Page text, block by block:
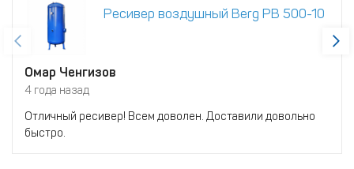
Ресивер воздушный Berg РВ 500-10
Омар Ченгизов
4 года назад
Отличный ресивер! Всем доволен. Доставили довольно
быстро.